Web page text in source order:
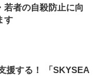
若者の自殺防止に向
す
援する！ 「SKYSEA